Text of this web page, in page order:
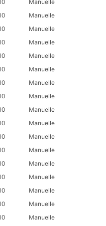
Manuelle
Manuelle
Manuelle
Manuelle
Manuelle
Manuelle
Manuelle
Manuelle
Manuelle
Manuelle
Manuelle
Manuelle
Manuelle
Manuelle
Manuelle
Manuelle
Manuelle